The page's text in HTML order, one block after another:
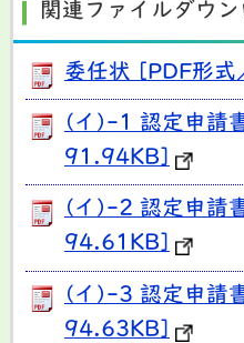
関連ファイルダウン
委任状 [PDF形
(イ)-1 認定申請
91.94KB]
(イ)-2 認定申請
94.61KB]
(イ)-3 認定申請
94.63KB]